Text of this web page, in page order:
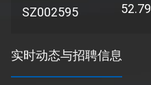
SZ002595
52.79
实时动态与招聘信息